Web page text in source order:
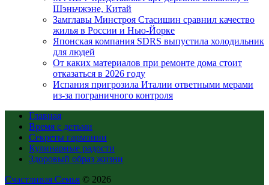
Шэньчжэне, Китай
Замглавы Минстроя Стасишин сравнил качество
жилья в России и Нью-Йорке
Японская компания SDRS выпустила холодильник
для людей
От каких материалов при ремонте дома стоит
отказаться в 2026 году
Испания пригрозила Италии ответными мерами
из-за пограничного контроля
Главная
Время с детьми
Секреты гармонии
Кулинарные радости
Здоровый образ жизни
Счастливая Семья © 2026